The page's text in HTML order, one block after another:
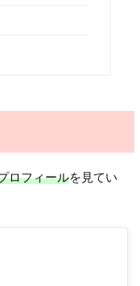
ロフィールを見てい